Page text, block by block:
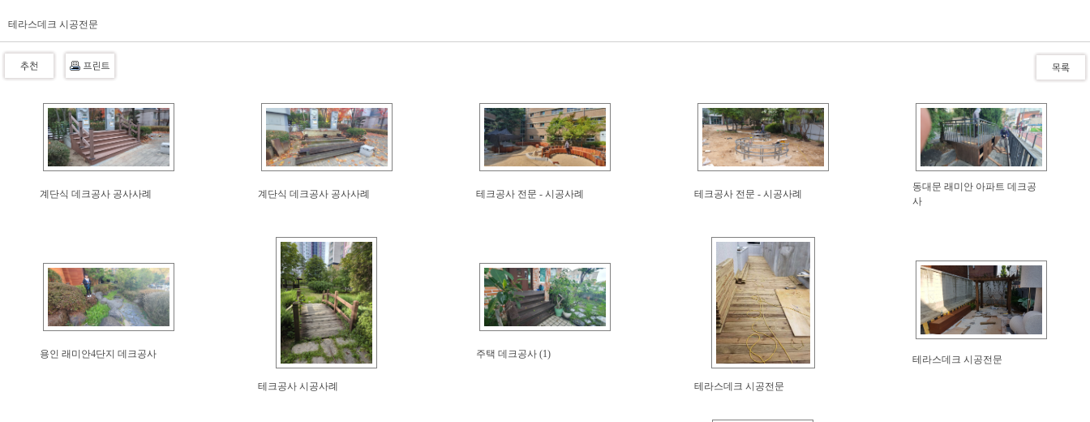
테라스데크 시공전문
계단식 데크공사 공사사례 계단식 데크공사 공사사례 테크공사 전문 - 시공사례 테크공사 전문 - 시공사례
동대문 래미안 아파트 데크공
사
용인 래미안4단지 데크공사
테크공사 시공사례
주택 데크공사 (1)
테라스데크 시공전문
테라스데크 시공전문